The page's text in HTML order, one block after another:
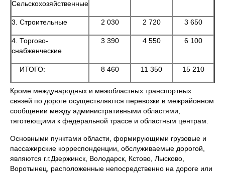
Сельскохозяйственные
3. Строительные 2 030 2 720 3 650
4. Торгово-
снабженческие
3 390 4 550 6 100
ИТОГО: 8 460 11 350 15 210
Кроме международных и межобластных транспортных
связей по дороге осуществляются перевозки в межрайонном
сообщении между административными областями,
тяготеющими к федеральной трассе и областным центрам.
Основными пунктами области, формирующими грузовые и
пассажирские корреспонденции, обслуживаемые дорогой,
являются г.г.Дзержинск, Володарск, Кстово, Лысково,
Воротынец, расположенные непосредственно на дороге или